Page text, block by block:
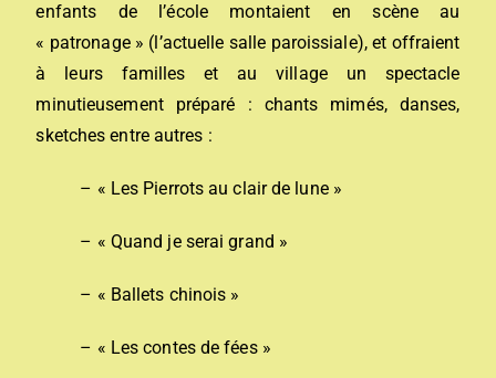
enfants de l’école montaient en scène au
« patronage » (l’actuelle salle paroissiale), et offraient
à leurs familles et au village un spectacle
minutieusement préparé : chants mimés, danses,
sketches entre autres :
– « Les Pierrots au clair de lune »
– « Quand je serai grand »
– « Ballets chinois »
– « Les contes de fées »